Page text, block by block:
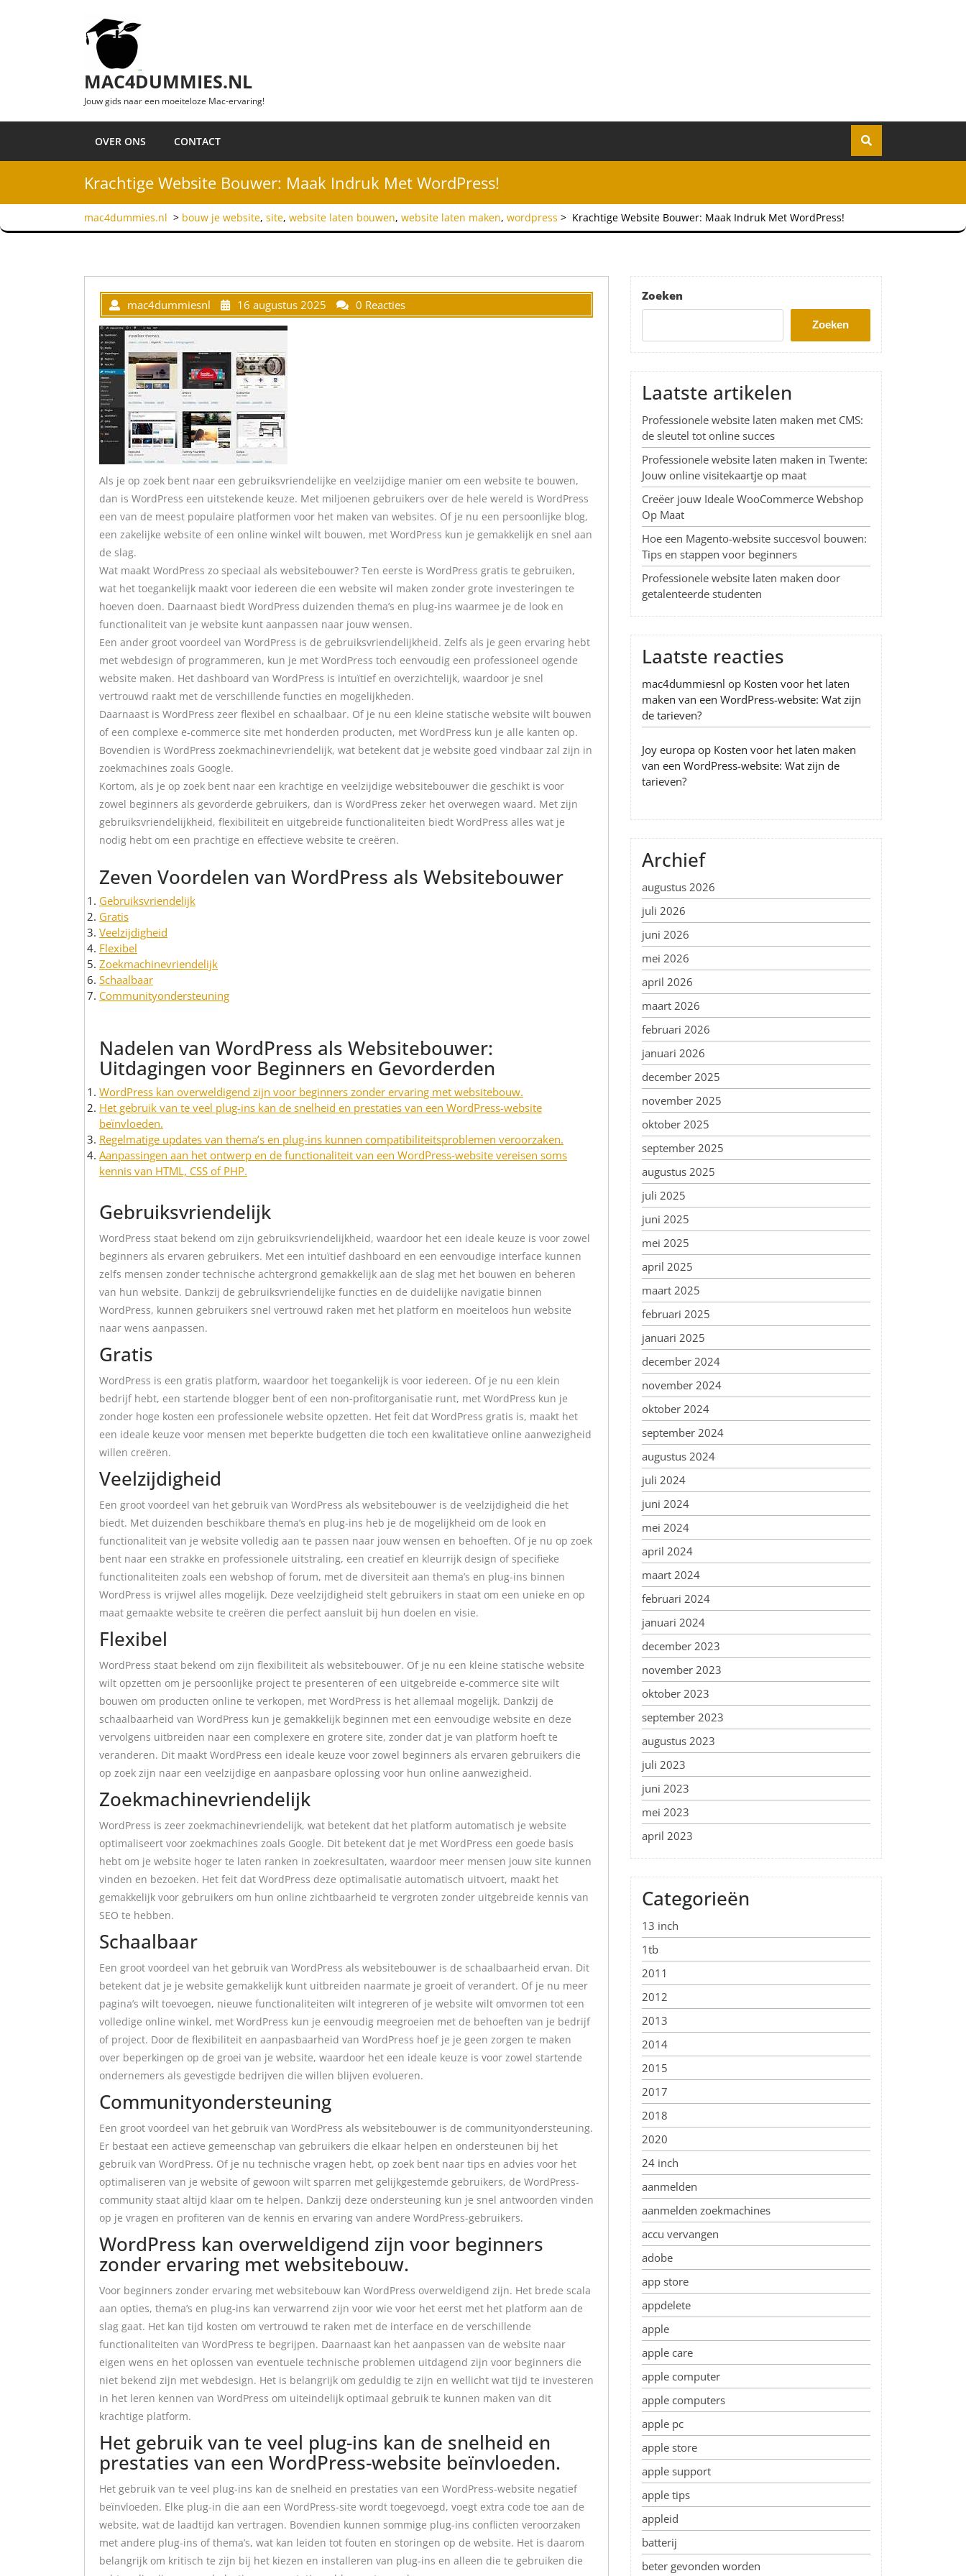
MAC4DUMMIES.NL
Jouw gids naar een moeiteloze Mac-ervaring!
OVER ONS CONTACT
Krachtige Website Bouwer: Maak Indruk Met WordPress!
mac4dummies.nl > bouw je website, site, website laten bouwen, website laten maken, wordpress > Krachtige Website Bouwer: Maak Indruk Met WordPress!
mac4dummiesnl 16 augustus 2025 0 Reacties
Als je op zoek bent naar een gebruiksvriendelijke en veelzijdige manier om een website te bouwen,
dan is WordPress een uitstekende keuze. Met miljoenen gebruikers over de hele wereld is WordPress
een van de meest populaire platformen voor het maken van websites. Of je nu een persoonlijke blog,
een zakelijke website of een online winkel wilt bouwen, met WordPress kun je gemakkelijk en snel aan
de slag.
Wat maakt WordPress zo speciaal als websitebouwer? Ten eerste is WordPress gratis te gebruiken,
wat het toegankelijk maakt voor iedereen die een website wil maken zonder grote investeringen te
hoeven doen. Daarnaast biedt WordPress duizenden thema’s en plug-ins waarmee je de look en
functionaliteit van je website kunt aanpassen naar jouw wensen.
Een ander groot voordeel van WordPress is de gebruiksvriendelijkheid. Zelfs als je geen ervaring hebt
met webdesign of programmeren, kun je met WordPress toch eenvoudig een professioneel ogende
website maken. Het dashboard van WordPress is intuïtief en overzichtelijk, waardoor je snel
vertrouwd raakt met de verschillende functies en mogelijkheden.
Daarnaast is WordPress zeer flexibel en schaalbaar. Of je nu een kleine statische website wilt bouwen
of een complexe e-commerce site met honderden producten, met WordPress kun je alle kanten op.
Bovendien is WordPress zoekmachinevriendelijk, wat betekent dat je website goed vindbaar zal zijn in
zoekmachines zoals Google.
Kortom, als je op zoek bent naar een krachtige en veelzijdige websitebouwer die geschikt is voor
zowel beginners als gevorderde gebruikers, dan is WordPress zeker het overwegen waard. Met zijn
gebruiksvriendelijkheid, flexibiliteit en uitgebreide functionaliteiten biedt WordPress alles wat je
nodig hebt om een prachtige en effectieve website te creëren.
Zeven Voordelen van WordPress als Websitebouwer
Gebruiksvriendelijk
Gratis
Veelzijdigheid
Flexibel
Zoekmachinevriendelijk
Schaalbaar
Communityondersteuning
Nadelen van WordPress als Websitebouwer:
Uitdagingen voor Beginners en Gevorderden
WordPress kan overweldigend zijn voor beginners zonder ervaring met websitebouw.
Het gebruik van te veel plug-ins kan de snelheid en prestaties van een WordPress-website
beïnvloeden.
Regelmatige updates van thema’s en plug-ins kunnen compatibiliteitsproblemen veroorzaken.
Aanpassingen aan het ontwerp en de functionaliteit van een WordPress-website vereisen soms
kennis van HTML, CSS of PHP.
Gebruiksvriendelijk
WordPress staat bekend om zijn gebruiksvriendelijkheid, waardoor het een ideale keuze is voor zowel
beginners als ervaren gebruikers. Met een intuïtief dashboard en een eenvoudige interface kunnen
zelfs mensen zonder technische achtergrond gemakkelijk aan de slag met het bouwen en beheren
van hun website. Dankzij de gebruiksvriendelijke functies en de duidelijke navigatie binnen
WordPress, kunnen gebruikers snel vertrouwd raken met het platform en moeiteloos hun website
naar wens aanpassen.
Gratis
WordPress is een gratis platform, waardoor het toegankelijk is voor iedereen. Of je nu een klein
bedrijf hebt, een startende blogger bent of een non-profitorganisatie runt, met WordPress kun je
zonder hoge kosten een professionele website opzetten. Het feit dat WordPress gratis is, maakt het
een ideale keuze voor mensen met beperkte budgetten die toch een kwalitatieve online aanwezigheid
willen creëren.
Veelzijdigheid
Een groot voordeel van het gebruik van WordPress als websitebouwer is de veelzijdigheid die het
biedt. Met duizenden beschikbare thema’s en plug-ins heb je de mogelijkheid om de look en
functionaliteit van je website volledig aan te passen naar jouw wensen en behoeften. Of je nu op zoek
bent naar een strakke en professionele uitstraling, een creatief en kleurrijk design of specifieke
functionaliteiten zoals een webshop of forum, met de diversiteit aan thema’s en plug-ins binnen
WordPress is vrijwel alles mogelijk. Deze veelzijdigheid stelt gebruikers in staat om een unieke en op
maat gemaakte website te creëren die perfect aansluit bij hun doelen en visie.
Flexibel
WordPress staat bekend om zijn flexibiliteit als websitebouwer. Of je nu een kleine statische website
wilt opzetten om je persoonlijke project te presenteren of een uitgebreide e-commerce site wilt
bouwen om producten online te verkopen, met WordPress is het allemaal mogelijk. Dankzij de
schaalbaarheid van WordPress kun je gemakkelijk beginnen met een eenvoudige website en deze
vervolgens uitbreiden naar een complexere en grotere site, zonder dat je van platform hoeft te
veranderen. Dit maakt WordPress een ideale keuze voor zowel beginners als ervaren gebruikers die
op zoek zijn naar een veelzijdige en aanpasbare oplossing voor hun online aanwezigheid.
Zoekmachinevriendelijk
WordPress is zeer zoekmachinevriendelijk, wat betekent dat het platform automatisch je website
optimaliseert voor zoekmachines zoals Google. Dit betekent dat je met WordPress een goede basis
hebt om je website hoger te laten ranken in zoekresultaten, waardoor meer mensen jouw site kunnen
vinden en bezoeken. Het feit dat WordPress deze optimalisatie automatisch uitvoert, maakt het
gemakkelijk voor gebruikers om hun online zichtbaarheid te vergroten zonder uitgebreide kennis van
SEO te hebben.
Schaalbaar
Een groot voordeel van het gebruik van WordPress als websitebouwer is de schaalbaarheid ervan. Dit
betekent dat je je website gemakkelijk kunt uitbreiden naarmate je groeit of verandert. Of je nu meer
pagina’s wilt toevoegen, nieuwe functionaliteiten wilt integreren of je website wilt omvormen tot een
volledige online winkel, met WordPress kun je eenvoudig meegroeien met de behoeften van je bedrijf
of project. Door de flexibiliteit en aanpasbaarheid van WordPress hoef je je geen zorgen te maken
over beperkingen op de groei van je website, waardoor het een ideale keuze is voor zowel startende
ondernemers als gevestigde bedrijven die willen blijven evolueren.
Communityondersteuning
Een groot voordeel van het gebruik van WordPress als websitebouwer is de communityondersteuning.
Er bestaat een actieve gemeenschap van gebruikers die elkaar helpen en ondersteunen bij het
gebruik van WordPress. Of je nu technische vragen hebt, op zoek bent naar tips en advies voor het
optimaliseren van je website of gewoon wilt sparren met gelijkgestemde gebruikers, de WordPress-
community staat altijd klaar om te helpen. Dankzij deze ondersteuning kun je snel antwoorden vinden
op je vragen en profiteren van de kennis en ervaring van andere WordPress-gebruikers.
WordPress kan overweldigend zijn voor beginners
zonder ervaring met websitebouw.
Voor beginners zonder ervaring met websitebouw kan WordPress overweldigend zijn. Het brede scala
aan opties, thema’s en plug-ins kan verwarrend zijn voor wie voor het eerst met het platform aan de
slag gaat. Het kan tijd kosten om vertrouwd te raken met de interface en de verschillende
functionaliteiten van WordPress te begrijpen. Daarnaast kan het aanpassen van de website naar
eigen wens en het oplossen van eventuele technische problemen uitdagend zijn voor beginners die
niet bekend zijn met webdesign. Het is belangrijk om geduldig te zijn en wellicht wat tijd te investeren
in het leren kennen van WordPress om uiteindelijk optimaal gebruik te kunnen maken van dit
krachtige platform.
Het gebruik van te veel plug-ins kan de snelheid en
prestaties van een WordPress-website beïnvloeden.
Het gebruik van te veel plug-ins kan de snelheid en prestaties van een WordPress-website negatief
beïnvloeden. Elke plug-in die aan een WordPress-site wordt toegevoegd, voegt extra code toe aan de
website, wat de laadtijd kan vertragen. Bovendien kunnen sommige plug-ins conflicten veroorzaken
met andere plug-ins of thema’s, wat kan leiden tot fouten en storingen op de website. Het is daarom
belangrijk om kritisch te zijn bij het kiezen en installeren van plug-ins en alleen die te gebruiken die
Zoeken
Zoeken
Laatste artikelen
Professionele website laten maken met CMS:
de sleutel tot online succes
Professionele website laten maken in Twente:
Jouw online visitekaartje op maat
Creëer jouw Ideale WooCommerce Webshop
Op Maat
Hoe een Magento-website succesvol bouwen:
Tips en stappen voor beginners
Professionele website laten maken door
getalenteerde studenten
Laatste reacties
mac4dummiesnl op Kosten voor het laten
maken van een WordPress-website: Wat zijn
de tarieven?
Joy europa op Kosten voor het laten maken
van een WordPress-website: Wat zijn de
tarieven?
Archief
augustus 2026
juli 2026
juni 2026
mei 2026
april 2026
maart 2026
februari 2026
januari 2026
december 2025
november 2025
oktober 2025
september 2025
augustus 2025
juli 2025
juni 2025
mei 2025
april 2025
maart 2025
februari 2025
januari 2025
december 2024
november 2024
oktober 2024
september 2024
augustus 2024
juli 2024
juni 2024
mei 2024
april 2024
maart 2024
februari 2024
januari 2024
december 2023
november 2023
oktober 2023
september 2023
augustus 2023
juli 2023
juni 2023
mei 2023
april 2023
Categorieën
13 inch
1tb
2011
2012
2013
2014
2015
2017
2018
2020
24 inch
aanmelden
aanmelden zoekmachines
accu vervangen
adobe
app store
appdelete
apple
apple care
apple computer
apple computers
apple pc
apple store
apple support
apple tips
appleid
batterij
beter gevonden worden